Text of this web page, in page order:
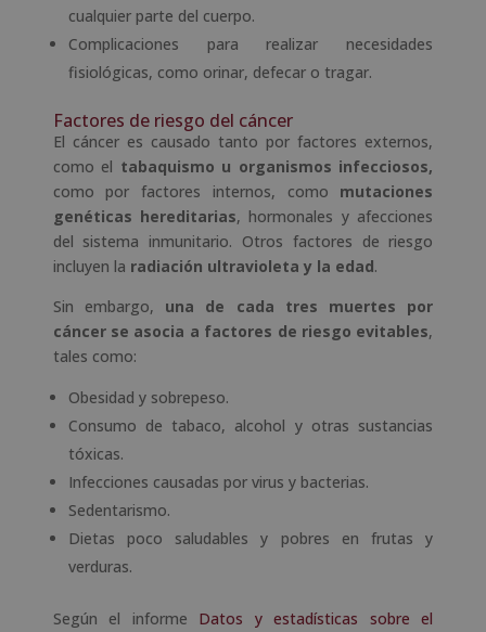
cualquier parte del cuerpo.
Complicaciones para realizar necesidades
fisiológicas, como orinar, defecar o tragar.
Factores de riesgo del cáncer
El cáncer es causado tanto por factores externos,
como el tabaquismo u organismos infecciosos,
como por factores internos, como mutaciones
genéticas hereditarias, hormonales y afecciones
del sistema inmunitario. Otros factores de riesgo
incluyen la radiación ultravioleta y la edad.
Sin embargo, una de cada tres muertes por
cáncer se asocia a factores de riesgo evitables,
tales como:
Obesidad y sobrepeso.
Consumo de tabaco, alcohol y otras sustancias
tóxicas.
Infecciones causadas por virus y bacterias.
Sedentarismo.
Dietas poco saludables y pobres en frutas y
verduras.
Según el informe Datos y estadísticas sobre el